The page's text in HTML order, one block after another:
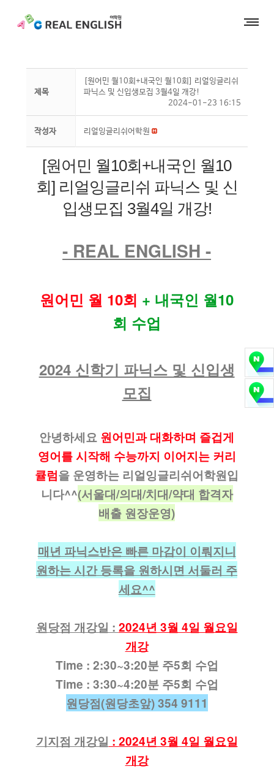
제목
[원어민 월10회+내국인 월10회] 리얼잉글리쉬
파닉스 및 신입생모집 3월4일 개강!
2024-01-23 16:15
작성자 리얼잉글리쉬어학원
[원어민 월10회+내국인 월10
회] 리얼잉글리쉬 파닉스 및 신
입생모집 3월4일 개강!
- REAL ENGLISH -
원어민 월 10회 + 내국인 월10
회 수업
2024 신학기 파닉스 및 신입생
모집
안녕하세요 원어민과 대화하며 즐겁게
영어를 시작해 수능까지 이어지는 커리
큘럼을 운영하는 리얼잉글리쉬어학원입
니다^^(서울대/의대/치대/약대 합격자
배출 원장운영)
매년 파닉스반은 빠른 마감이 이뤄지니
원하는 시간 등록을 원하시면 서둘러 주
세요^^
원당점 개강일 : 2024년 3월 4일 월요일
개강
Time : 2:30~3:20분 주5회 수업
Time : 3:30~4:20분 주5회 수업
원당점(원당초앞) 354 9111
기지점 개강일 : 2024년 3월 4일 월요일
개강